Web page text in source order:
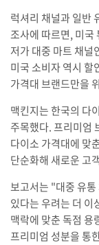
럭셔리 채널과 일반
조사에 따르면, 미국
저가 대중 마트 채널
미국 소비자 역시 할
가격대 브랜드만을
맥킨지는 한국의 다
주목했다. 프리미엄
다이소 가격대에 맞
단순화해 새로운 고
보고서는 "대중 유
있다는 우려는 더
맥락에 맞춘 독점 용
프리미엄 성분을 통